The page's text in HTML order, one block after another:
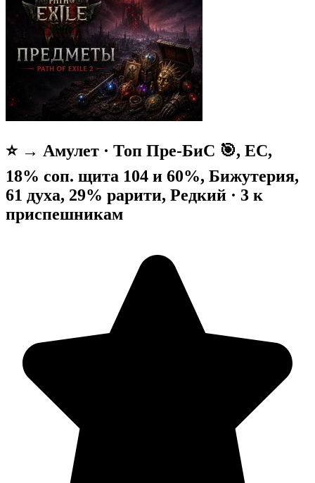
⭐ → Амулет · Топ Пре-БиС 🎯, ЕС,
18% соп. щита 104 и 60%, Бижутерия,
61 духа, 29% рарити, Редкий · 3 к
приспешникам